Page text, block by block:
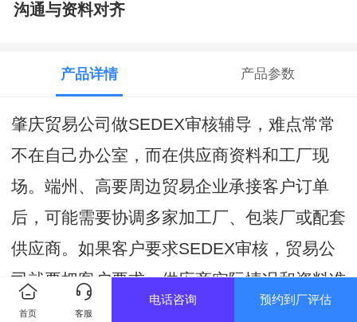
沟通与资料对齐
产品详情 产品参数
肇庆贸易公司做SEDEX审核辅导，难点常常
不在自己办公室，而在供应商资料和工厂现
场。端州、高要周边贸易企业承接客户订单
后，可能需要协调多家加工厂、包装厂或配套
供应商。如果客户要求SEDEX审核，贸易公
司就要把客户要求、供应商实际情况和资料准
备节奏对齐。
首页 客服
电话咨询 预约到厂评估